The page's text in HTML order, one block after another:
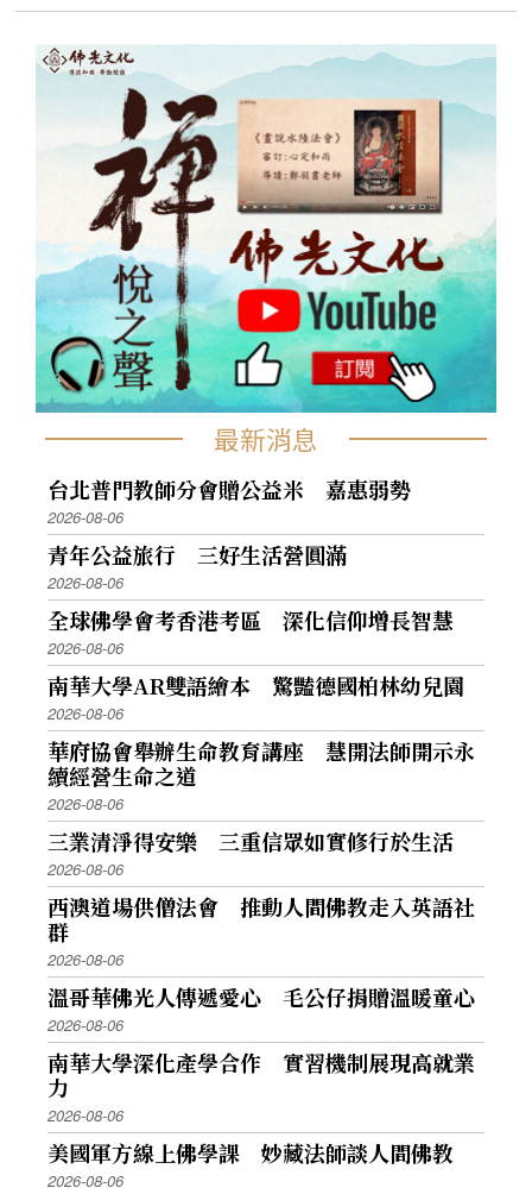
最新消息
台北普門教師分會贈公益米 嘉惠弱勢
2026-08-06
青年公益旅行 三好生活營圓滿
2026-08-06
全球佛學會考香港考區 深化信仰增長智慧
2026-08-06
南華大學AR雙語繪本 驚豔德國柏林幼兒園
2026-08-06
華府協會舉辦生命教育講座 慧開法師開示永
續經營生命之道
2026-08-06
三業清淨得安樂 三重信眾如實修行於生活
2026-08-06
西澳道場供僧法會 推動人間佛教走入英語社
群
2026-08-06
溫哥華佛光人傳遞愛心 毛公仔捐贈溫暖童心
2026-08-06
南華大學深化產學合作 實習機制展現高就業
力
2026-08-06
美國軍方線上佛學課 妙藏法師談人間佛教
2026-08-06